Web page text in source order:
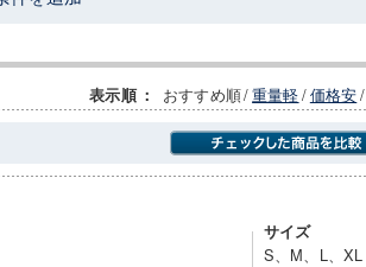
表示順 ： おすすめ順/重量軽/価格安/
サイズ
S、M、L、XL